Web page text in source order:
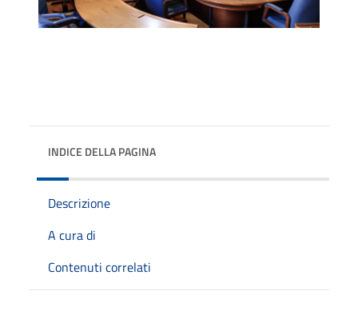
INDICE DELLA PAGINA
Descrizione
A cura di
Contenuti correlati